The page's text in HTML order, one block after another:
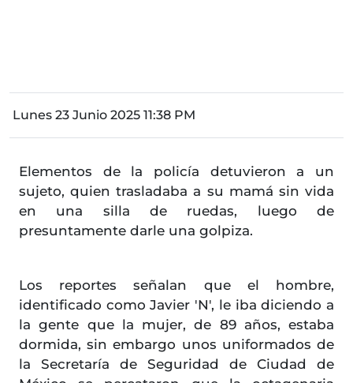
Lunes 23 Junio 2025 11:38 PM
Elementos de la policía detuvieron a un
sujeto, quien trasladaba a su mamá sin vida
en una silla de ruedas, luego de
presuntamente darle una golpiza.
Los reportes señalan que el hombre,
identificado como Javier 'N', le iba diciendo a
la gente que la mujer, de 89 años, estaba
dormida, sin embargo unos uniformados de
la Secretaría de Seguridad de Ciudad de